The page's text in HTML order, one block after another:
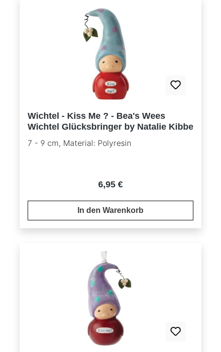
Wichtel - Kiss Me ? - Bea's Wees
Wichtel Glücksbringer by Natalie Kibbe
7 - 9 cm, Material: Polyresin
Regulärer Preis:
6,95 €
In den Warenkorb